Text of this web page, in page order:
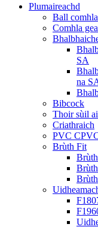
Plumaireachd
Ball comhla
Comhla
SA
na
Bibcock
Thoir sùil
Criathraich
PVC
Brùth Fit